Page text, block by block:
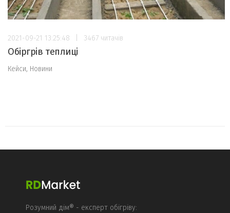
2021-09-21 13:25:48 3467 читачів
Обіргрів теплиці
Кейси, Новини
Розумний дім® - експерт обігріву: